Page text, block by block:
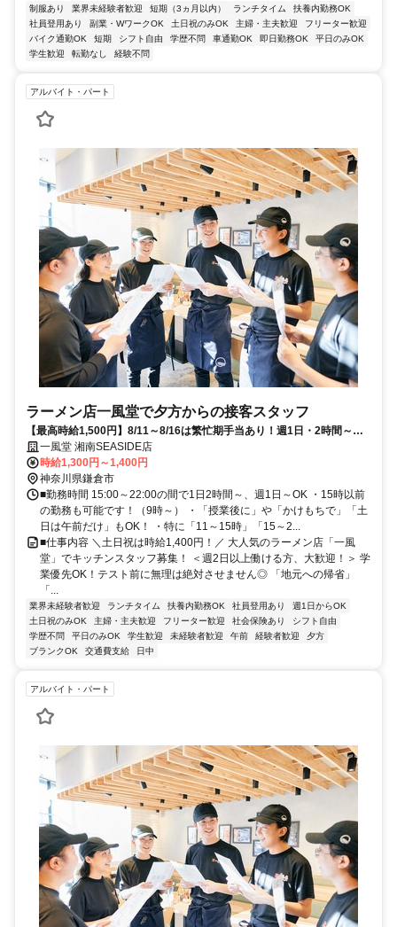
制服あり 業界未経験者歓迎 短期（3ヵ月以内） ランチタイム
扶養内勤務OK
社員登用あり
副業・WワークOK 土日祝のみOK 主婦・主夫歓迎
フリーター歓迎
バイク通勤OK
短期 シフト自由 学歴不問 車通勤OK 即日勤務OK
平日のみOK
学生歓迎
転勤なし 経験不問
アルバイト・パート
ラーメン店一風堂で夕方からの接客スタッフ
【最高時給1,500円】8/11～8/16は繁忙期手当あり！週1日・2時間～◎
髪色自由な夏バイト★
一風堂 湘南SEASIDE店
時給1,300円～1,400円
神奈川県鎌倉市
■勤務時間 15:00～22:00の間で1日2時間～、週1日～OK ・15時以前
の勤務も可能です！（9時～） ・「授業後に」や「かけもちで」「土
日は午前だけ」もOK！ ・特に「11～15時」「15～2...
■仕事内容 ＼土日祝は時給1,400円！／ 大人気のラーメン店「一風
堂」でキッチンスタッフ募集！ ＜週2日以上働ける方、大歓迎！＞ 学
業優先OK！テスト前に無理は絶対させません◎ 「地元への帰省」
「...
業界未経験者歓迎 ランチタイム 扶養内勤務OK 社員登用あり
週1日からOK
土日祝のみOK
主婦・主夫歓迎 フリーター歓迎 社会保険あり
シフト自由
学歴不問
平日のみOK 学生歓迎 未経験者歓迎 午前 経験者歓迎
夕方
ブランクOK
交通費支給 日中
アルバイト・パート